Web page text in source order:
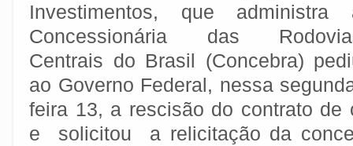
Investimentos, que administra
Concessionária das
Centrais do Brasil (Concebra)
ao Governo Federal, nessa
feira 13, a rescisão do contrato de
e solicitou a relicitação da